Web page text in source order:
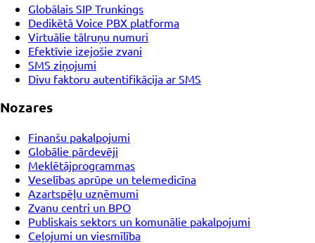
Globālais SIP Trunkings
Dedikētā Voice PBX platforma
Virtuālie tālruņu numuri
Efektīvie izejošie zvani
SMS ziņojumi
Divu faktoru autentifikācija ar SMS
Nozares
Finanšu pakalpojumi
Globālie pārdevēji
Meklētājprogrammas
Veselības aprūpe un telemedicīna
Azartspēļu uzņēmumi
Zvanu centri un BPO
Publiskais sektors un komunālie pakalpojumi
Ceļojumi un viesmīlība